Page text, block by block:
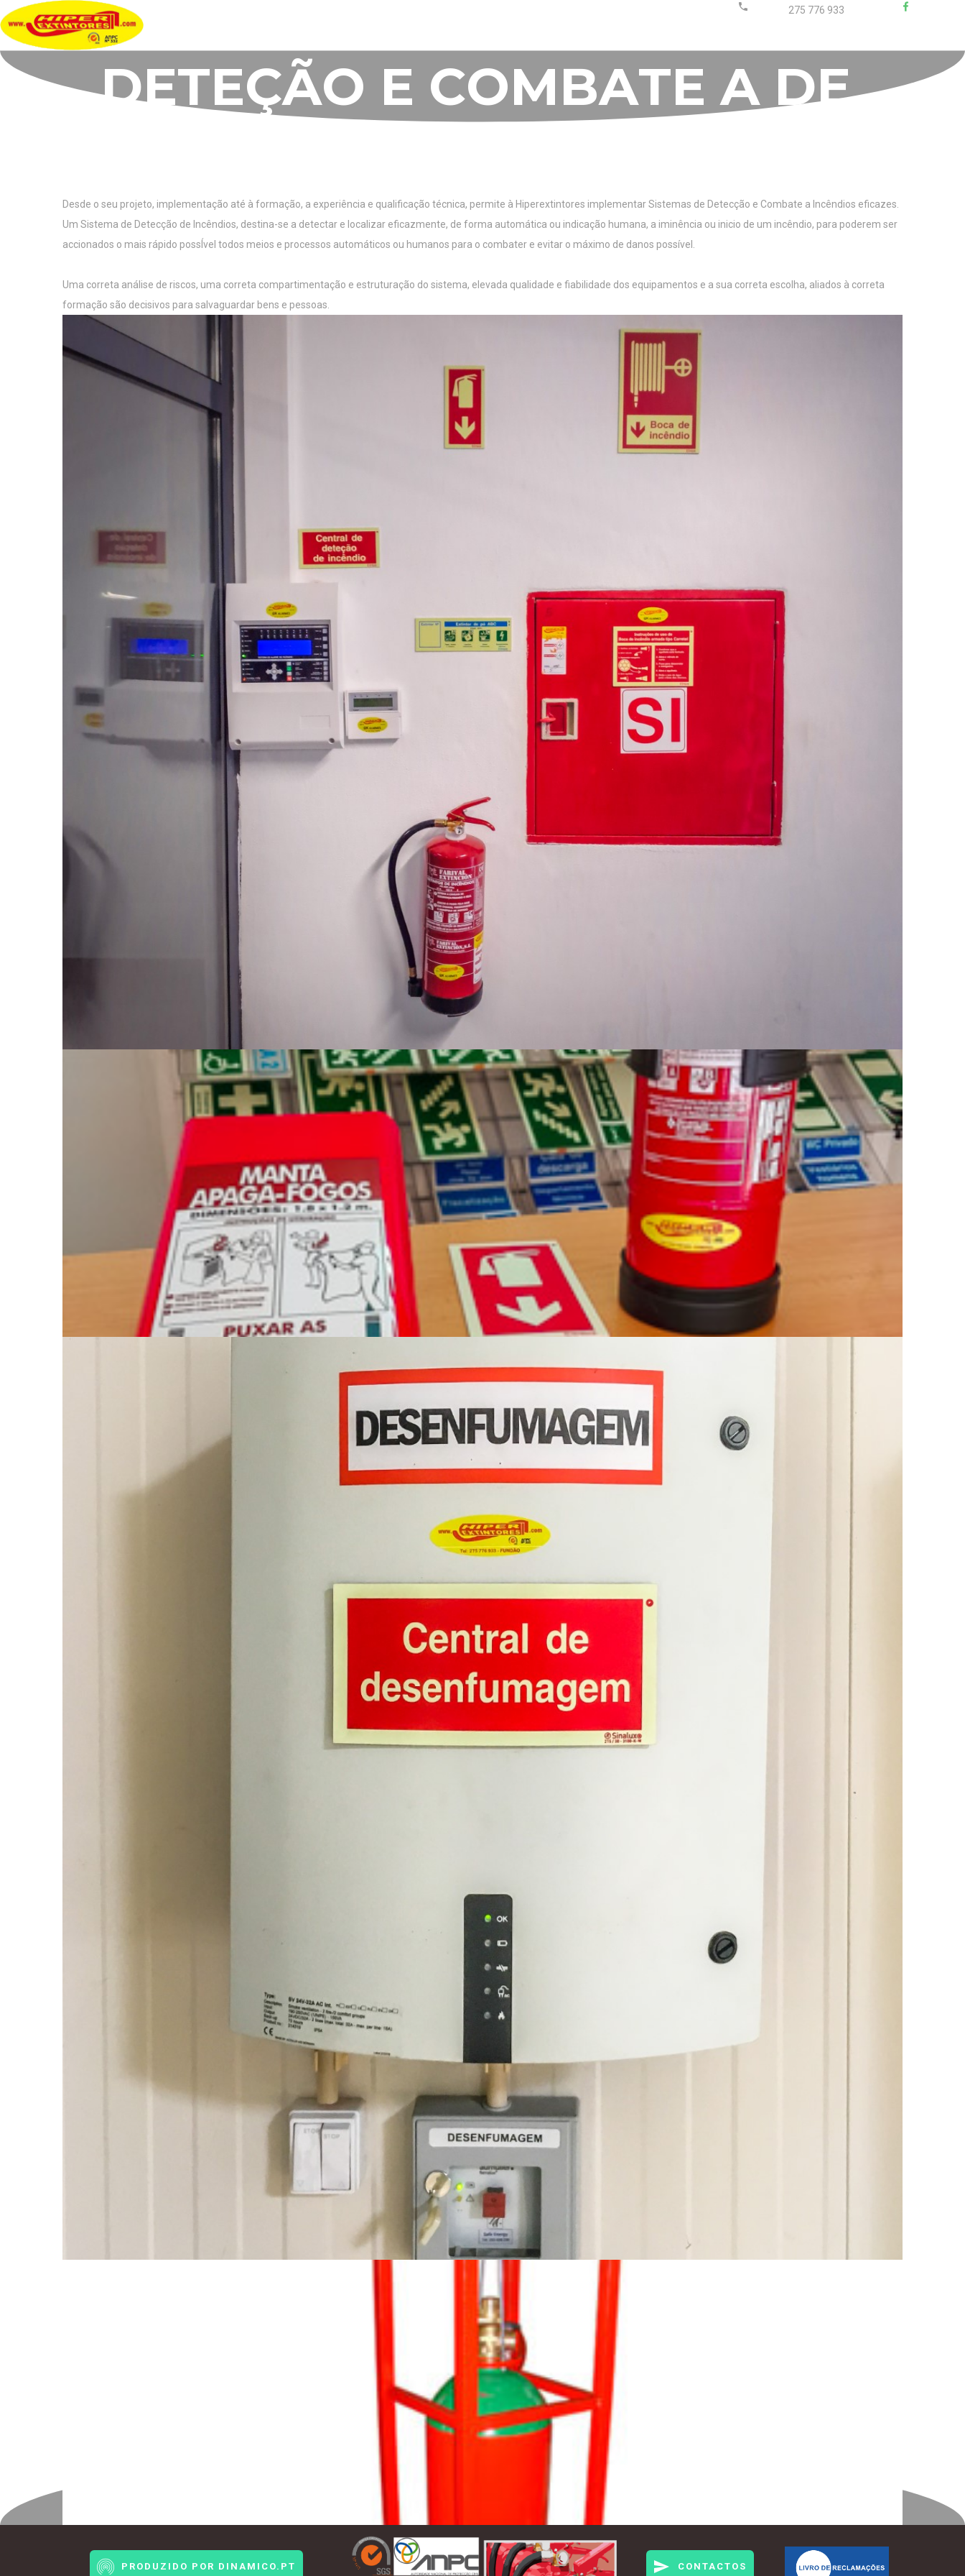
275 776 933
DETEÇÃO E COMBATE A DE
Desde o seu projeto, implementação até à formação, a experiência e qualificação técnica, permite à Hiperextintores implementar Sistemas de Detecção e Combate a Incêndios eficazes.
Um Sistema de Detecção de Incêndios, destina-se a detectar e localizar eficazmente, de forma automática ou indicação humana, a iminência ou inicio de um incêndio, para poderem ser
accionados o mais rápido possÍvel todos meios e processos automáticos ou humanos para o combater e evitar o máximo de danos possível.
Uma correta análise de riscos, uma correta compartimentação e estruturação do sistema, elevada qualidade e fiabilidade dos equipamentos e a sua correta escolha, aliados à correta
formação são decisivos para salvaguardar bens e pessoas.
PRODUZIDO POR DINAMICO.PT CONTACTOS